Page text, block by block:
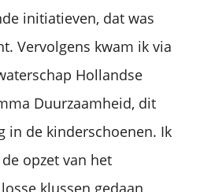
initiatieven, dat was
Vervolgens kwam ik via
Hollandse
Duurzaamheid, dit
in de kinderschoenen. Ik
opzet van het
klussen gedaan,